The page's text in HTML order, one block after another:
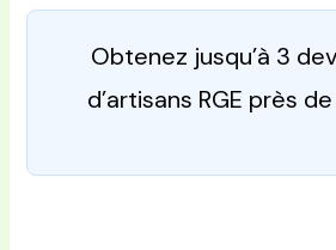
Obtenez jusqu’à 3
d’artisans RGE près